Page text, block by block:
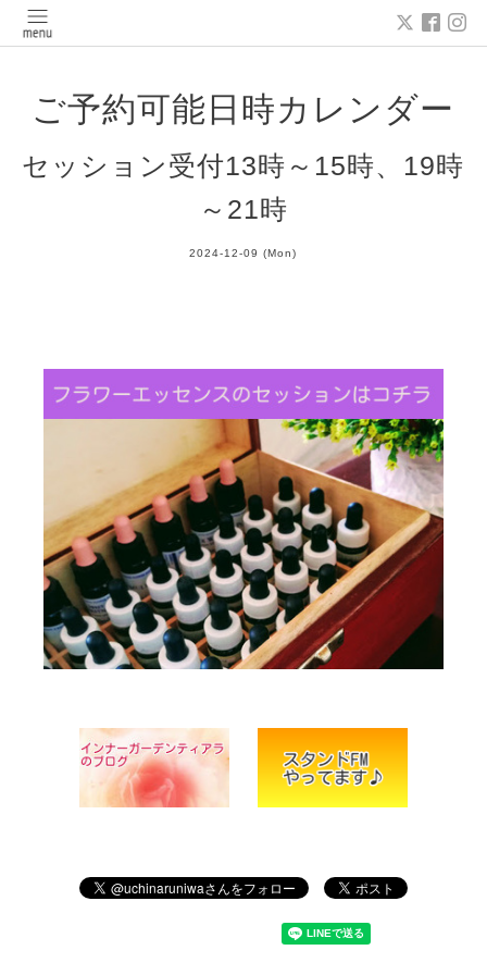
ご予約可能日時カレンダー
セッション受付13時～15時、19時
～21時
2024-12-09 (Mon)